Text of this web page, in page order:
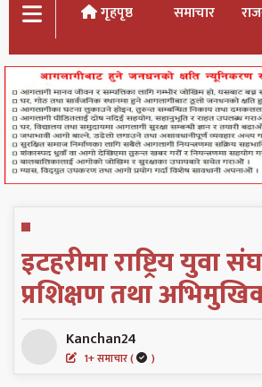
गृहपृष्ठ समाचार
इटहरीमा राष्ट्रिय युवा
प्रशिक्षण तथा
Kanchan24
1+ समाचार ( )